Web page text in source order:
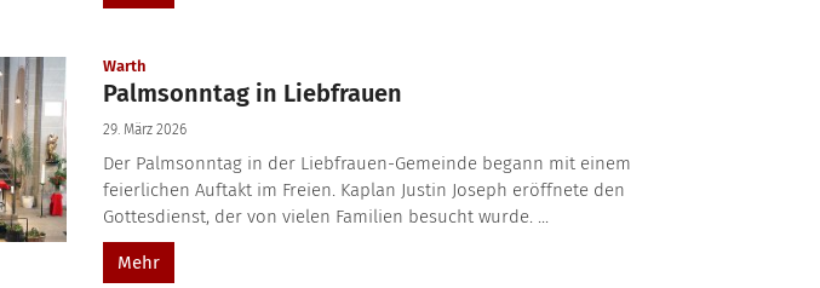
Warth
Palmsonntag in Liebfrauen
29. März 2026
Der Palmsonntag in der Liebfrauen-Gemeinde begann mit einem
feierlichen Auftakt im Freien. Kaplan Justin Joseph eröffnete den
Gottesdienst, der von vielen Familien besucht wurde. ...
Mehr